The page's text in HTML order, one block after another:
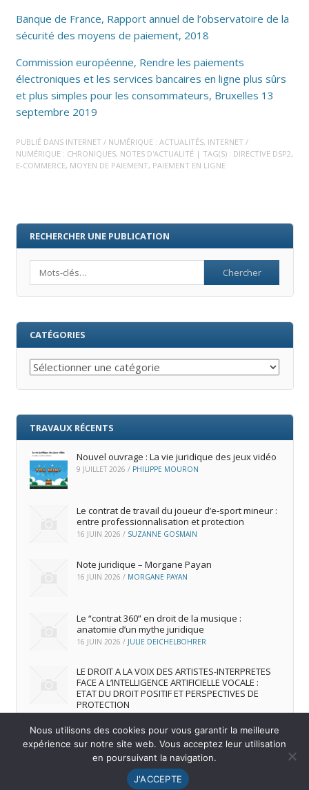
Banque de France, Rapport annuel de l’observatoire de la
sécurité des moyens de paiement, 2018
Commission européenne, Rendre les paiements
électroniques et les services bancaires en ligne plus sûrs
et plus simples pour les consommateurs, Bruxelles 13
septembre 2019
PUBLIÉ DANS INTERNET / NUMÉRIQUE : ACTUALITÉS, INTERNET /
NUMÉRIQUE : CHRONIQUES, NOTES D'ACTUALITÉ | TAG(S) : DIRECTIVE DSP2,
E-COMMERCE, MOYEN DE PAIEMENT, PAIEMENT EN LIGNE
RECHERCHER UNE PUBLICATION
CATÉGORIES
Catégories
TRAVAUX RÉCENTS
Nouvel ouvrage : La vie juridique des jeux vidéo
9 JUILLET 2026 / PHILIPPE MOURON
Le contrat de travail du joueur d’e‑sport mineur :
entre professionnalisation et protection
16 JUIN 2026 / SUZANNE GOSMAIN
Note juridique – Morgane Payan
16 JUIN 2026 / MORGANE PAYAN
Le “contrat 360” en droit de la musique :
anatomie d’un mythe juridique
16 JUIN 2026 / JULIE DEICHELBOHRER
LE DROIT A LA VOIX DES ARTISTES-INTERPRETES
FACE A L’INTELLIGENCE ARTIFICIELLE VOCALE :
ETAT DU DROIT POSITIF ET PERSPECTIVES DE
PROTECTION
IREDIC-Mentions Légales
Nous utilisons des cookies pour vous garantir la meilleure
expérience sur notre site web. Vous acceptez leur utilisation
en poursuivant la navigation.
J'ACCEPTE